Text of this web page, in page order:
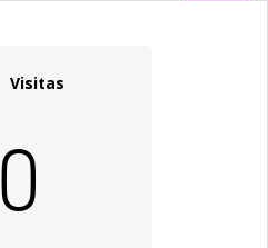
Visitas
0